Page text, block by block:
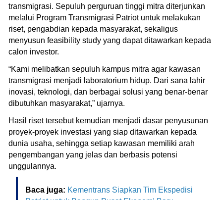
transmigrasi. Sepuluh perguruan tinggi mitra diterjunkan
melalui Program Transmigrasi Patriot untuk melakukan
riset, pengabdian kepada masyarakat, sekaligus
menyusun feasibility study yang dapat ditawarkan kepada
calon investor.
“Kami melibatkan sepuluh kampus mitra agar kawasan
transmigrasi menjadi laboratorium hidup. Dari sana lahir
inovasi, teknologi, dan berbagai solusi yang benar-benar
dibutuhkan masyarakat,” ujarnya.
Hasil riset tersebut kemudian menjadi dasar penyusunan
proyek-proyek investasi yang siap ditawarkan kepada
dunia usaha, sehingga setiap kawasan memiliki arah
pengembangan yang jelas dan berbasis potensi
unggulannya.
Baca juga: Kementrans Siapkan Tim Ekspedisi